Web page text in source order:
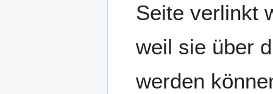
Seite verlinkt
weil sie über
werden